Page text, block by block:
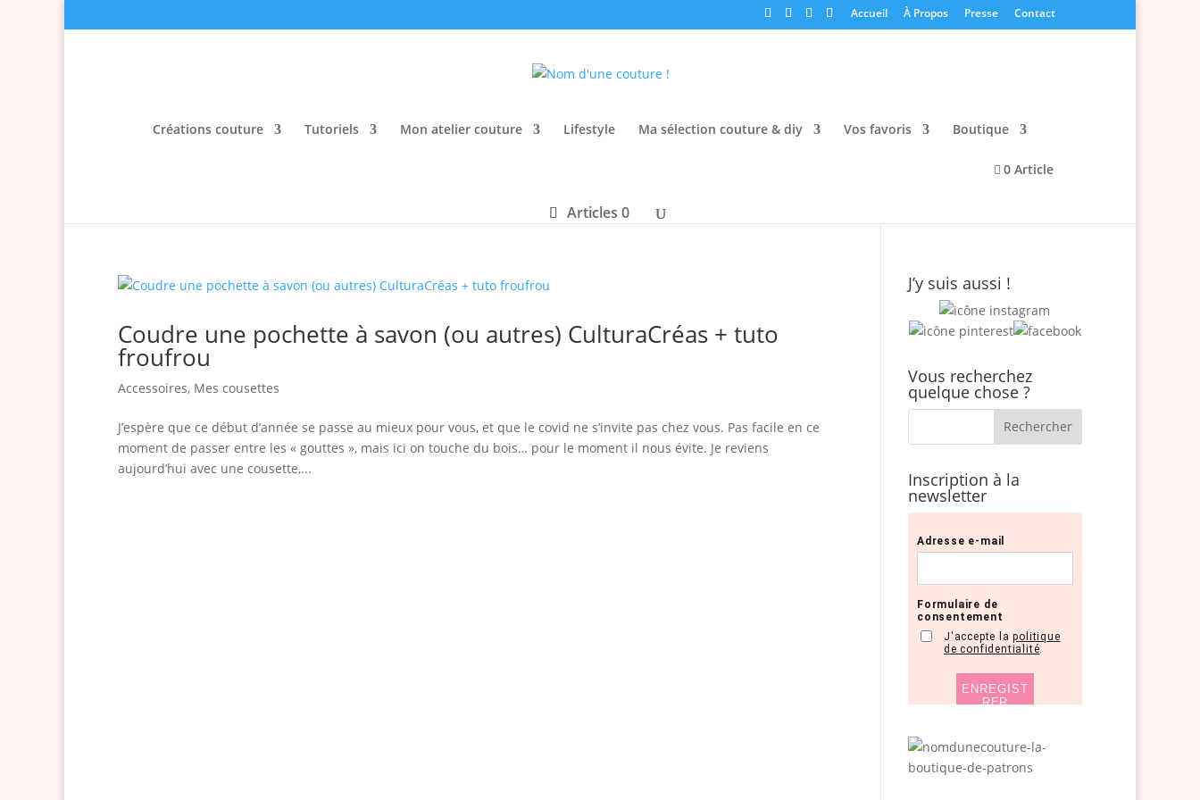
Accueil À Propos Presse Contact
Créations couture Tutoriels Mon atelier couture Lifestyle Ma sélection couture & diy Vos favoris Boutique
0 Article
Articles 0
Coudre une pochette à savon (ou autres) CulturaCréas + tuto
froufrou
Accessoires, Mes cousettes
J’espère que ce début d’année se passe au mieux pour vous, et que le covid ne s’invite pas chez vous. Pas facile en ce
moment de passer entre les « gouttes », mais ici on touche du bois… pour le moment il nous évite. Je reviens
aujourd’hui avec une cousette,...
J’y suis aussi !
Vous recherchez
quelque chose ?
Inscription à la
newsletter